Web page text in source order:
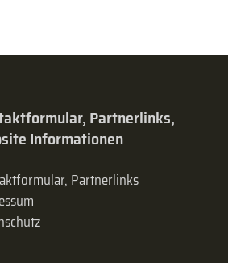
Partnerlinks,
Informationen
Partnerlinks